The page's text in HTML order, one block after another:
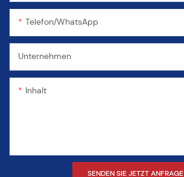
Telefon/WhatsApp
Unternehmen
Inhalt
SENDEN SIE JETZT ANFRAGE